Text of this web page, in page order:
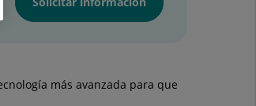
más avanzada para que